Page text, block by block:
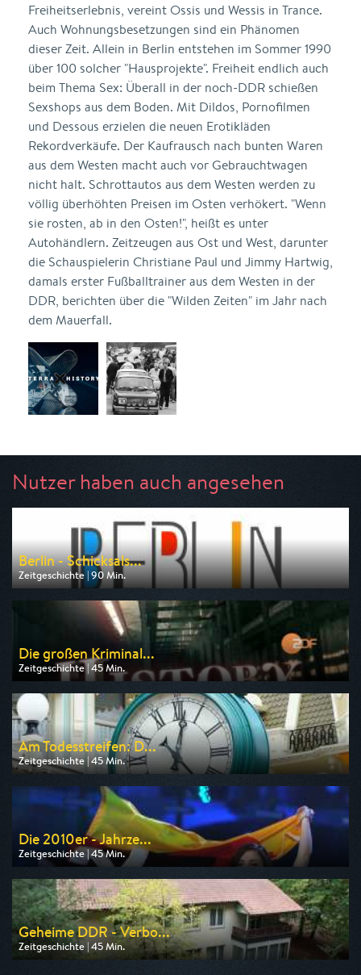
Freiheitserlebnis, vereint Ossis und Wessis in Trance.
Auch Wohnungsbesetzungen sind ein Phänomen
dieser Zeit. Allein in Berlin entstehen im Sommer 1990
über 100 solcher "Hausprojekte". Freiheit endlich auch
beim Thema Sex: Überall in der noch-DDR schießen
Sexshops aus dem Boden. Mit Dildos, Pornofilmen
und Dessous erzielen die neuen Erotikläden
Rekordverkäufe. Der Kaufrausch nach bunten Waren
aus dem Westen macht auch vor Gebrauchtwagen
nicht halt. Schrottautos aus dem Westen werden zu
völlig überhöhten Preisen im Osten verhökert. "Wenn
sie rosten, ab in den Osten!", heißt es unter
Autohändlern. Zeitzeugen aus Ost und West, darunter
die Schauspielerin Christiane Paul und Jimmy Hartwig,
damals erster Fußballtrainer aus dem Westen in der
DDR, berichten über die "Wilden Zeiten" im Jahr nach
dem Mauerfall.
Nutzer haben auch angesehen
Berlin - Schicksals...
Zeitgeschichte | 90 Min.
Ausgestrahlt von rbb
am 11.08.2026, 20:15
Die großen Kriminal...
Zeitgeschichte | 45 Min.
Ausgestrahlt von ZDF info
am 10.08.2026, 18:45
Am Todesstreifen: D...
Zeitgeschichte | 45 Min.
Ausgestrahlt von ZDF
am 13.08.2026, 01:45
Die 2010er - Jahrze...
Zeitgeschichte | 45 Min.
Ausgestrahlt von ZDF info
am 11.08.2026, 18:45
Geheime DDR - Verbo...
Zeitgeschichte | 45 Min.
Ausgestrahlt von ZDF info